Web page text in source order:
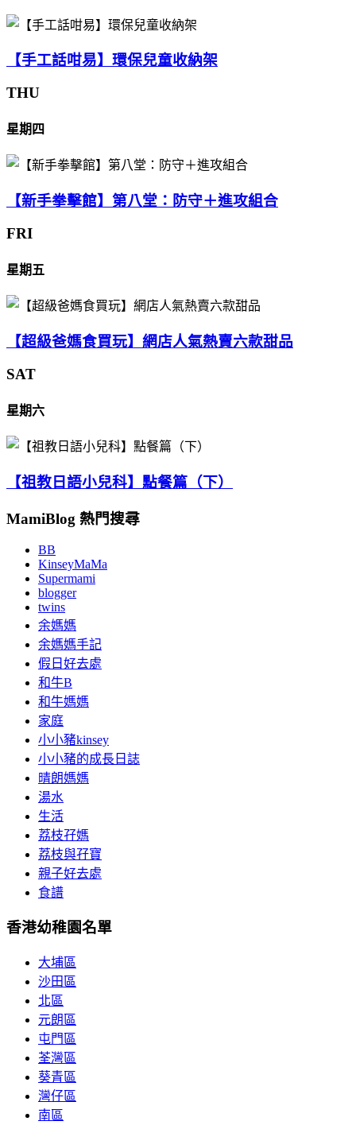
【手工話咁易】環保兒童收納架
THU
星期四
【新手拳擊館】第八堂：防守＋進攻組合
FRI
星期五
【超級爸媽食買玩】網店人氣熱賣六款甜品
SAT
星期六
【祖教日語小兒科】點餐篇（下）
MamiBlog 熱門搜尋
BB
KinseyMaMa
Supermami
blogger
twins
余媽媽
余媽媽手記
假日好去處
和牛B
和牛媽媽
家庭
小小豬kinsey
小小豬的成長日誌
晴朗媽媽
湯水
生活
荔枝孖媽
荔枝與孖寶
親子好去處
食譜
香港幼稚園名單
大埔區
沙田區
北區
元朗區
屯門區
荃灣區
葵青區
灣仔區
南區